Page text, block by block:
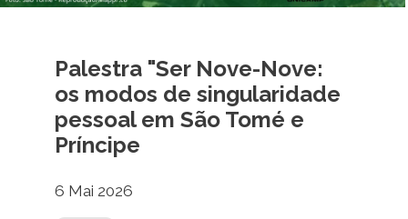
Palestra "Ser Nove-Nove:
os modos de singularidade
pessoal em São Tomé e
Príncipe
6 Mai 2026